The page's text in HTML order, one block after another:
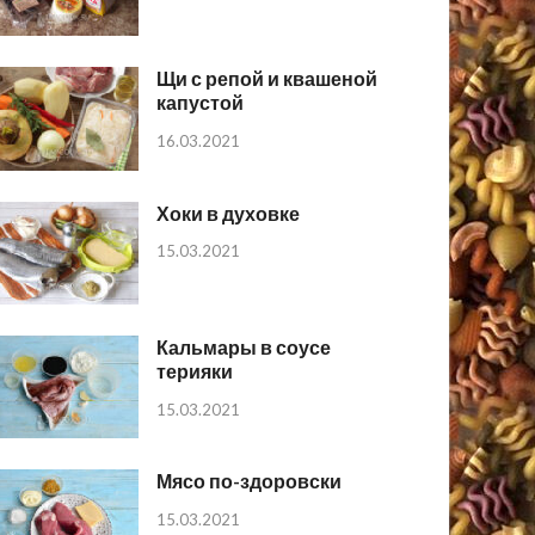
Щи с репой и квашеной
капустой
16.03.2021
Хоки в духовке
15.03.2021
Кальмары в соусе
терияки
15.03.2021
Мясо по-здоровски
15.03.2021